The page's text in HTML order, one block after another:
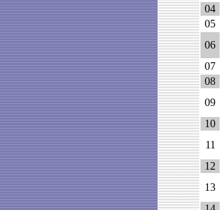
04
05
06
07
08
09
10
11
12
13